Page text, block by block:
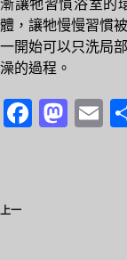
漸讓牠習慣浴室的
體，讓牠慢慢習慣
一開始可以只洗局
澡的過程。
Fa M
E
上一